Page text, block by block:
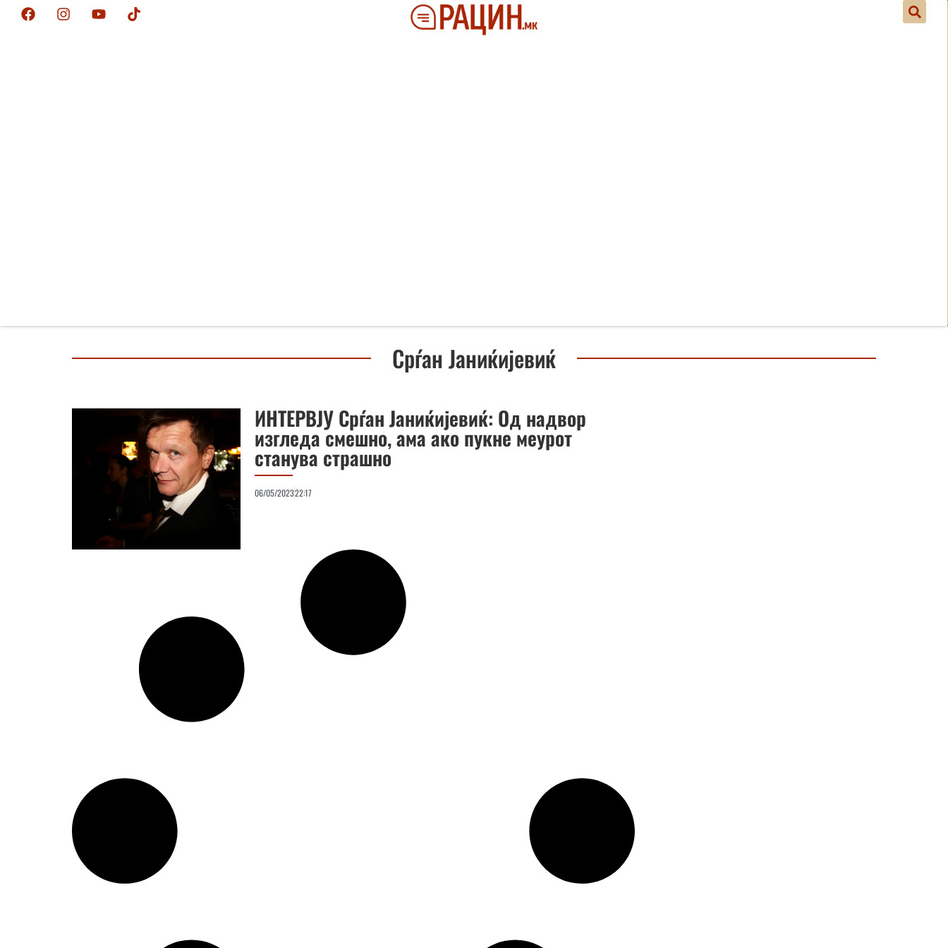
Срѓан Јаниќијевиќ
ИНТЕРВЈУ Срѓан Јаниќијевиќ: Од надвор
изгледа смешно, ама ако пукне меурот
станува страшно
06/05/202322:17